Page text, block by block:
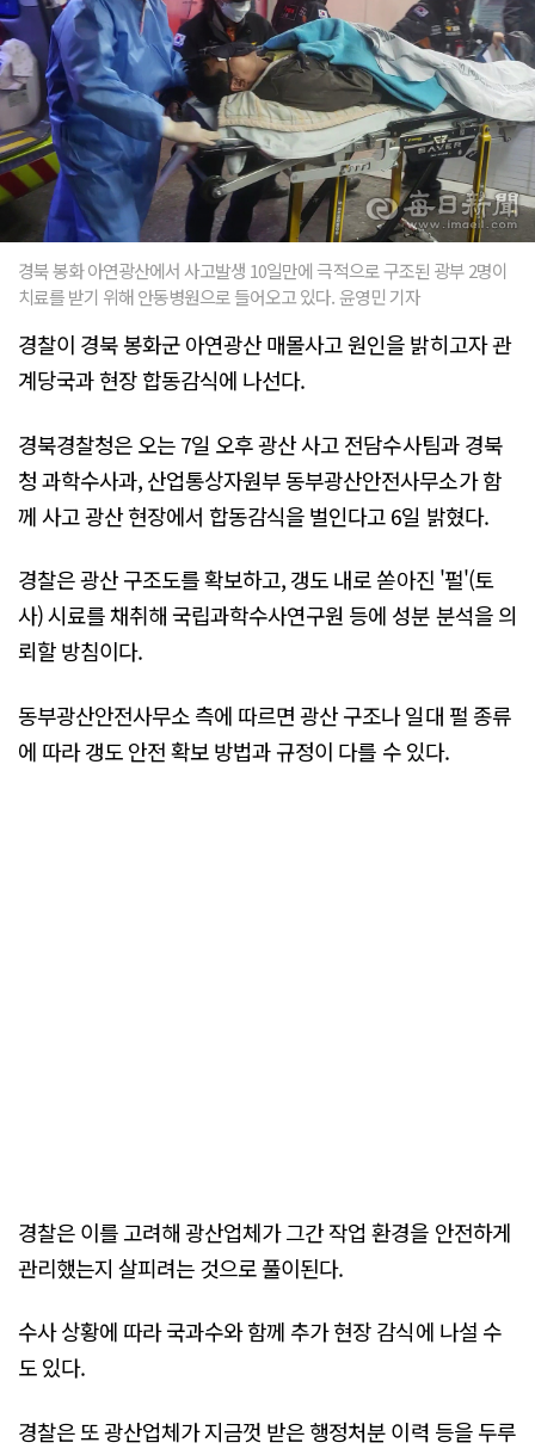
경북 봉화 아연광산에서 사고발생 10일만에 극적으로 구조된 광부 2명이
치료를 받기 위해 안동병원으로 들어오고 있다. 윤영민 기자
경찰이 경북 봉화군 아연광산 매몰사고 원인을 밝히고자 관
계당국과 현장 합동감식에 나선다.
경북경찰청은 오는 7일 오후 광산 사고 전담수사팀과 경북
청 과학수사과, 산업통상자원부 동부광산안전사무소가 함
께 사고 광산 현장에서 합동감식을 벌인다고 6일 밝혔다.
경찰은 광산 구조도를 확보하고, 갱도 내로 쏟아진 '펄'(토
사) 시료를 채취해 국립과학수사연구원 등에 성분 분석을 의
뢰할 방침이다.
동부광산안전사무소 측에 따르면 광산 구조나 일대 펄 종류
에 따라 갱도 안전 확보 방법과 규정이 다를 수 있다.
경찰은 이를 고려해 광산업체가 그간 작업 환경을 안전하게
관리했는지 살피려는 것으로 풀이된다.
수사 상황에 따라 국과수와 함께 추가 현장 감식에 나설 수
도 있다.
경찰은 또 광산업체가 지금껏 받은 행정처분 이력 등을 두루